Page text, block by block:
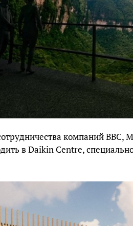
компаний BBC,
в Daikin Centre,